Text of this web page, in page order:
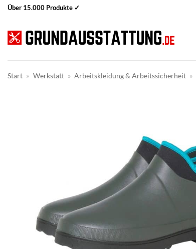
Zum
springen
Über 15.000 Produkte ✓
Start » Werkstatt » Arbeitskleidung & Arbeitssicherheit »